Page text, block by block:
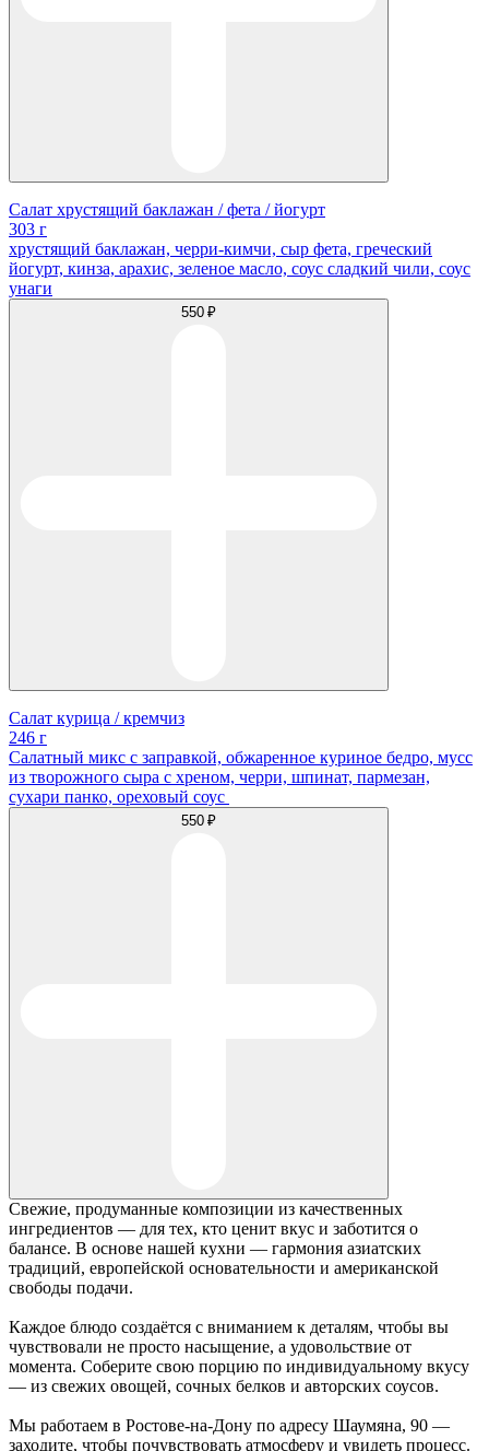
Салат хрустящий баклажан / фета / йогурт
303 г
хрустящий баклажан, черри-кимчи, сыр фета, греческий
йогурт, кинза, арахис, зеленое масло, соус сладкий чили, соус
унаги
550 ₽
Салат курица / кремчиз
246 г
Салатный микс с заправкой, обжаренное куриное бедро, мусс
из творожного сыра с хреном, черри, шпинат, пармезан,
сухари панко, ореховый соус
550 ₽
Свежие, продуманные композиции из качественных
ингредиентов — для тех, кто ценит вкус и заботится о
балансе. В основе нашей кухни — гармония азиатских
традиций, европейской основательности и американской
свободы подачи.
Каждое блюдо создаётся с вниманием к деталям, чтобы вы
чувствовали не просто насыщение, а удовольствие от
момента. Соберите свою порцию по индивидуальному вкусу
— из свежих овощей, сочных белков и авторских соусов.
Мы работаем в Ростове-на-Дону по адресу Шаумяна, 90 —
заходите, чтобы почувствовать атмосферу и увидеть процесс.